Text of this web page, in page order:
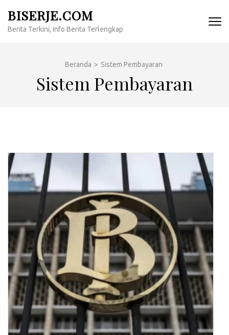
konten
BISERJE.COM
Berita Terkini, Info Berita Terlengkap
Beranda > Sistem Pembayaran
Sistem Pembayaran